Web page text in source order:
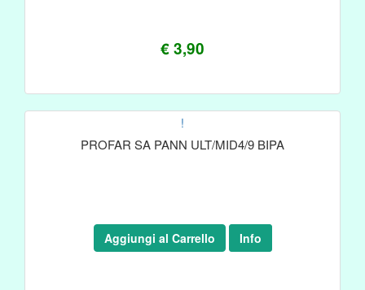
€ 3,90
!
PROFAR SA PANN ULT/MID4/9 BIPA
Aggiungi al Carrello Info